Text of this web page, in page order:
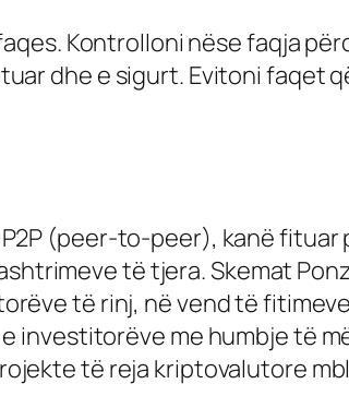
Kontrolloni nëse faqja
dhe e sigurt. Evitoni faqet
(peer-to-peer), kanë
të tjera. Skemat
të rinj, në vend të
investitorëve me humbje të
të reja kriptovalutore